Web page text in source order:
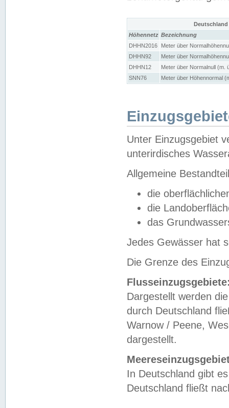
Höhennetz Bezeichnung
DHHN2016
Meter über
DHHN92
Meter über
DHHN12
Meter über Normalnull (m.
SNN76
Meter über Höhennormal
Unter Einzugsgebiet
unterirdisches
Allgemeine
die
die
das
Jedes Gewässer hat
Die Grenze des
Dargestellt werden
durch Deutschland
Warnow / Peene,
dargestellt.
In Deutschland gibt
Deutschland fließt